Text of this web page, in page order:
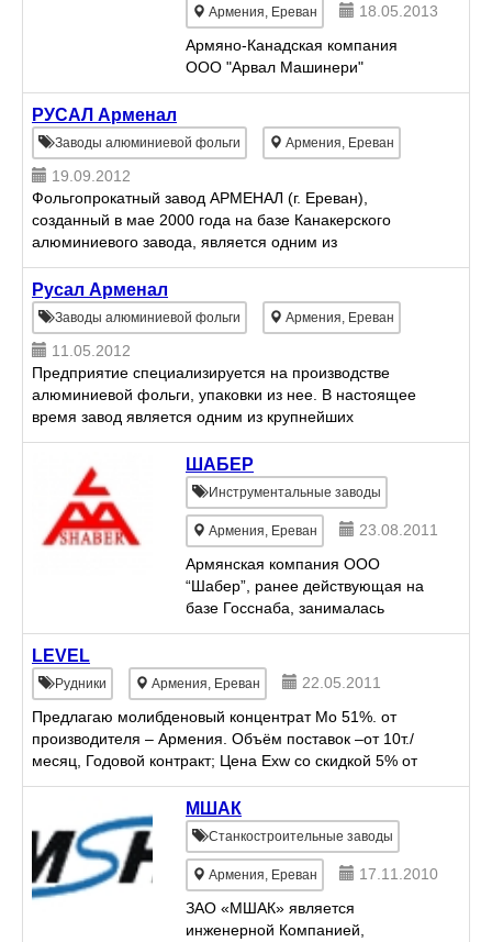
Армения, Ереван
18.05.2013
Армяно-Канадская компания
ООО "Арвал Машинери"
РУСАЛ Арменал
Заводы алюминиевой фольги Армения, Ереван
19.09.2012
Фольгопрокатный завод АРМЕНАЛ (г. Ереван),
созданный в мае 2000 года на базе Канакерского
алюминиевого завода, является одним из
крупнейших промышленных предприятий Армении
и единственным производител...
Русал Арменал
Заводы алюминиевой фольги Армения, Ереван
11.05.2012
Предприятие специализируется на производстве
алюминиевой фольги, упаковки из нее. В настоящее
время завод является одним из крупнейших
промышленных предприятий Армении и
единственным производителем ...
ШАБЕР
Инструментальные заводы
Армения, Ереван
23.08.2011
Армянская компания ООО
“Шабер”, ранее действующая на
базе Госснаба, занималась
реализацией инструментов и
Армянской ССР и за его
пределами. В настоящее время,
уже 7 лет, м...
LEVEL
Рудники Армения, Ереван
22.05.2011
Предлагаю молибденовый концентрат Mo 51%. от
производителя – Армения. Объём поставок –от 10т./
месяц, Годовой контракт; Цена Exw со скидкой 5% от
Лондонского фиксинга . Оплата - 100% предоплата
МШАК
Станкостроительные заводы
Армения, Ереван
17.11.2010
ЗАО «МШАК» является
инженерной Компанией,